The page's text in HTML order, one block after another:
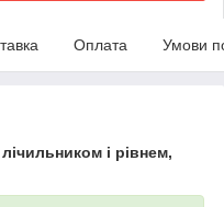
Оплата Умови
і рівнем,